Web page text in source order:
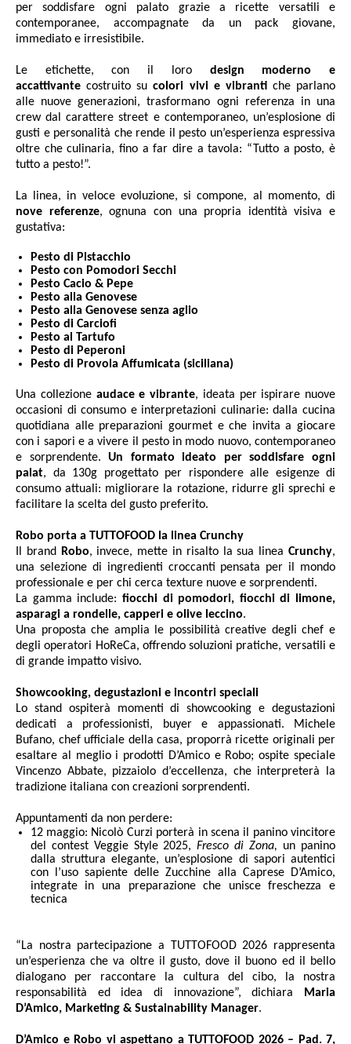
per soddisfare ogni palato grazie a ricette versatili e
contemporanee, accompagnate da un pack giovane,
immediato e irresistibile.
Le etichette, con il loro design moderno e
accattivante costruito sucolori vivi e vibrantiche parlano
alle nuove generazioni, trasformano ogni referenza in una
crew dal carattere street e contemporaneo, un’esplosione di
gusti e personalità che rende il pesto un’esperienza espressiva
oltre che culinaria, fino a far dire a tavola: “Tutto a posto, è
tutto a pesto!”.
La linea, in veloce evoluzione, si compone, al momento, di
nove referenze, ognuna con una propria identità visiva e
gustativa:
Pesto di Pistacchio
Pesto con Pomodori Secchi
Pesto Cacio & Pepe
Pesto alla Genovese
Pesto alla Genovese senza aglio
Pesto di Carciofi
Pesto al Tartufo
Pesto di Peperoni
Pesto di Provola Affumicata (siciliana)
Una collezione audace e vibrante, ideata per ispirare nuove
occasioni di consumo e interpretazioni culinarie: dalla cucina
quotidiana alle preparazioni gourmet e che invita a giocare
con i sapori e a vivere il pesto in modo nuovo, contemporaneo
e sorprendente.Un formato ideato per soddisfare ogni
palat, da 130g progettato per rispondere alle esigenze di
consumo attuali: migliorare la rotazione, ridurre gli sprechi e
facilitare la scelta del gusto preferito.
Robo porta a TUTTOFOOD la linea Crunchy
Il brand
Robo, invece, mette in risalto la sua lineaCrunchy,
una selezione di ingredienti croccanti pensata per il mondo
professionale e per chi cerca texture nuove e sorprendenti.
La gamma include: fiocchi di pomodori, fiocchi di limone,
asparagi a rondelle, capperi e olive leccino.
Una proposta che amplia le possibilità creative degli chef e
degli operatori HoReCa, offrendo soluzioni pratiche, versatili e
di grande impatto visivo.
Showcooking, degustazioni e incontri speciali
Lo stand ospiterà momenti di showcooking e degustazioni
dedicati a professionisti, buyer e appassionati. Michele
Bufano, chef ufficiale della casa, proporrà ricette originali per
esaltare al meglio i prodotti D’Amico e Robo; ospite speciale
Vincenzo Abbate, pizzaiolo d’eccellenza, che interpreterà la
tradizione italiana con creazioni sorprendenti.
Appuntamenti da non perdere:
12 maggio: Nicolò Curzi porterà in scena il panino vincitore
del contest Veggie Style 2025,Fresco di Zona, un panino
dalla struttura elegante, un’esplosione di sapori autentici
con l’uso sapiente delle Zucchine alla Caprese D’Amico,
integrate in una preparazione che unisce freschezza e
tecnica
“La nostra partecipazione a TUTTOFOOD 2026 rappresenta
un’esperienza che va oltre il gusto, dove il buono ed il bello
dialogano per raccontare la cultura del cibo, la nostra
responsabilità ed idea di innovazione”, dichiara
Maria
D’Amico, Marketing & Sustainability Manager.
D’Amico e Robo vi aspettano a TUTTOFOOD 2026 – Pad. 7,